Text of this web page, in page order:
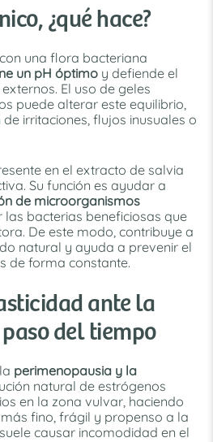
¿qué hace?
una flora bacteriana
un pH óptimo y defiende el
El uso de geles
puede alterar este equilibrio,
irritaciones, flujos inusuales o
en el extracto de salvia
Su función es ayudar a
de microorganismos
bacterias beneficiosas que
De este modo, contribuye a
natural y ayuda a prevenir el
de forma constante.
ante la
del tiempo
perimenopausia y la
natural de estrógenos
en la zona vulvar, haciendo
fino, frágil y propenso a la
causar incomodidad en el